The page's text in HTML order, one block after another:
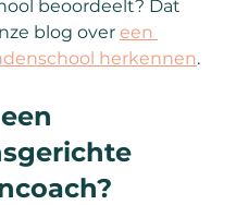
beoordeelt? Dat
blog over een
herkennen.